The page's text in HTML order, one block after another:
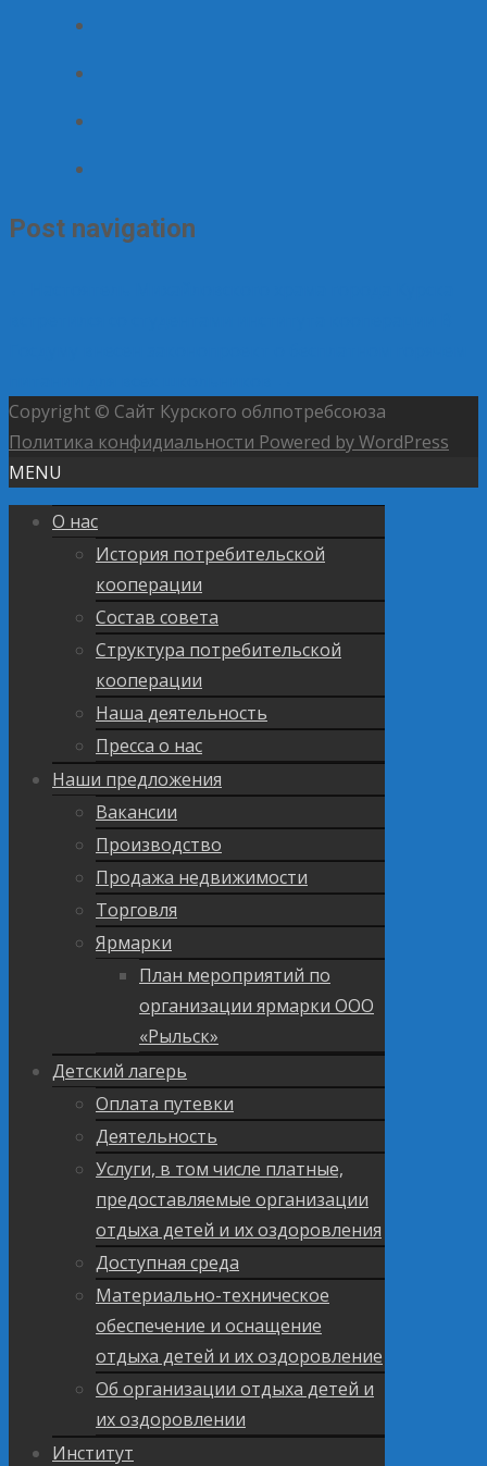
Post navigation
Copyright © Сайт Курского облпотребсоюза
Политика конфидиальности Powered by WordPress
MENU
О нас
История потребительской
кооперации
Состав совета
Структура потребительской
кооперации
Наша деятельность
Пресса о нас
Наши предложения
Вакансии
Производство
Продажа недвижимости
Торговля
Ярмарки
План мероприятий по
организации ярмарки ООО
«Рыльск»
Детский лагерь
Оплата путевки
Деятельность
Услуги, в том числе платные,
предоставляемые организации
отдыха детей и их оздоровления
Доступная среда
Материально-техническое
обеспечение и оснащение
отдыха детей и их оздоровление
Об организации отдыха детей и
их оздоровлении
Институт